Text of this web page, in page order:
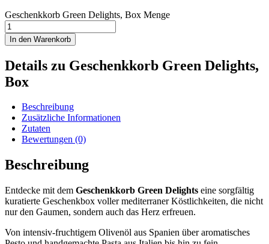
Geschenkkorb Green Delights, Box Menge
In den Warenkorb
Details zu Geschenkkorb Green Delights,
Box
Beschreibung
Zusätzliche Informationen
Zutaten
Bewertungen (0)
Beschreibung
Entdecke mit dem Geschenkkorb Green Delights eine sorgfältig
kuratierte Geschenkbox voller mediterraner Köstlichkeiten, die nicht
nur den Gaumen, sondern auch das Herz erfreuen.
Von intensiv-fruchtigem Olivenöl aus Spanien über aromatisches